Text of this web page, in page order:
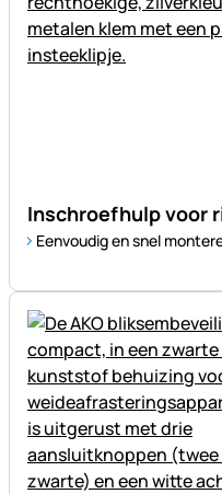
Inschroefhulp voor
Eenvoudig en snel